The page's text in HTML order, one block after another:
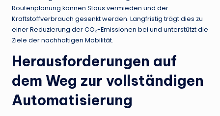
Routenplanung können Staus vermieden und der
Kraftstoffverbrauch gesenkt werden. Langfristig trägt dies zu
einer Reduzierung der CO₂-Emissionen bei und unterstützt die
Ziele der nachhaltigen Mobilität.
Herausforderungen auf
dem Weg zur vollständigen
Automatisierung